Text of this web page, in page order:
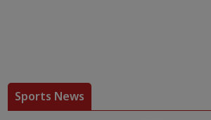
Sports News